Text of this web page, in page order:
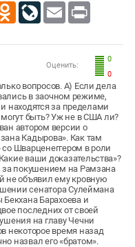
Odnoklassniki
LiveJournal
Email Print
0
0
Оценить:
вопросов. А) Если дела
в заочном режиме,
и находятся за пределами
быть? Уж не в США ли?
автором версии о
Кадырова». Как там
Шварценеггером в роли
ваши доказательства»?
за покушением на Рамзана
не объявил ему кровную
сенатора Сулеймана
Барахоева и
последних от своей
на главу Чечни
некоторое время назад
назвал его «братом».